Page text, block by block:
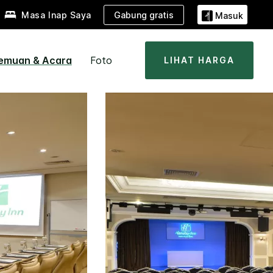
Masa Inap Saya Gabung gratis Masuk
& Acara Foto LIHAT HARGA